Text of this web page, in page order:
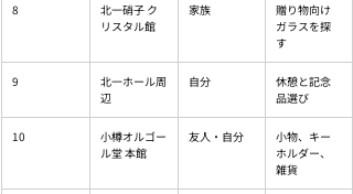
8
北一硝子 ク
リスタル館
家族
贈り物向け
ガラスを探
す
9
北一ホール周
辺
自分
休憩と記念
品選び
10
小樽オルゴー
ル堂 本館
友人・自分
小物、キー
ホルダー、
雑貨